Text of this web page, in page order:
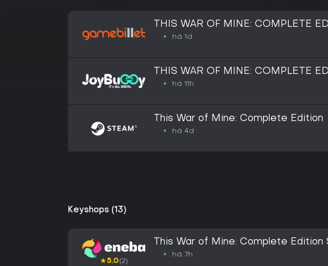
THIS WAR OF MINE: COMPLETE
há 1d
THIS WAR OF MINE: COMPLETE
há 11h
This War of Mine: Complete Edition
há 4d
Keyshops (13)
★5.0(2)
This War of Mine: Complete Edition
há 7h